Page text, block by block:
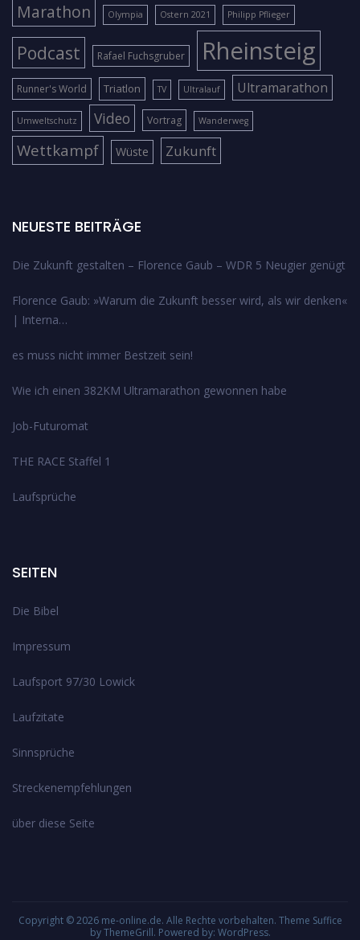
Marathon Olympia Ostern 2021 Philipp Pflieger
Podcast Rafael Fuchsgruber Rheinsteig
Runner's World Triatlon TV Ultralauf Ultramarathon
Umweltschutz Video Vortrag Wanderweg
Wettkampf Wüste Zukunft
NEUESTE BEITRÄGE
Die Zukunft gestalten – Florence Gaub – WDR 5 Neugier genügt
Florence Gaub: »Warum die Zukunft besser wird, als wir denken«
| Interna…
es muss nicht immer Bestzeit sein!
Wie ich einen 382KM Ultramarathon gewonnen habe
Job-Futuromat
THE RACE Staffel 1
Laufsprüche
SEITEN
Die Bibel
Impressum
Laufsport 97/30 Lowick
Laufzitate
Sinnsprüche
Streckenempfehlungen
über diese Seite
Copyright © 2026 me-online.de. Alle Rechte vorbehalten. Theme Suffice
by ThemeGrill. Powered by: WordPress.